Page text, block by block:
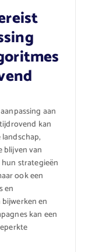
aan
kan
van
strategieën
ook een
en
en
kan een